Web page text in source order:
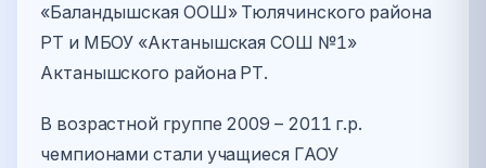
«Баландышская ООШ» Тюлячинского района
РТ и МБОУ «Актанышская СОШ №1»
Актанышского района РТ.
В возрастной группе 2009 – 2011 г.р.
чемпионами стали учащиеся ГАОУ